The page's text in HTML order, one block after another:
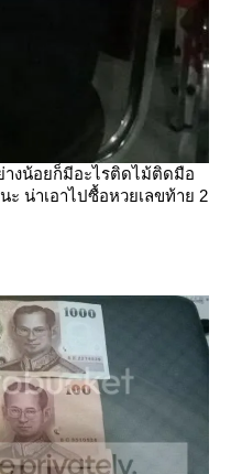
างน้อยก็มีอะไรติดไม้ติดมือ
ะ น่าเอาไปซื้อหวยเลขท้าย 2